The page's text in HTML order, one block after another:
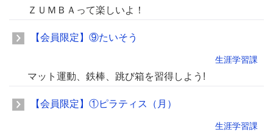
ＺＵＭＢＡって楽しいよ！
【会員限定】⑨たいそう
生涯学習課
マット運動、鉄棒、跳び箱を習得しよう!
【会員限定】①ピラティス（月）
生涯学習課